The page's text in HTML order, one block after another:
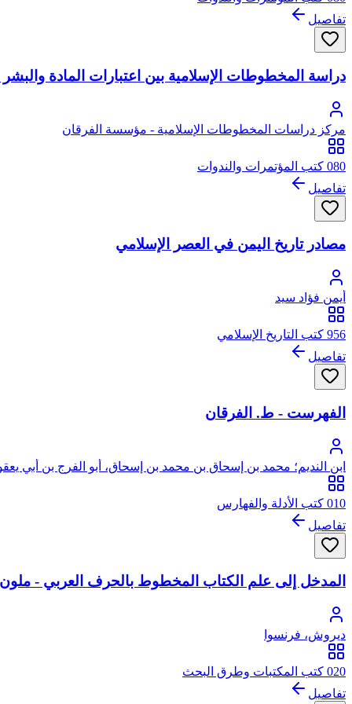
تفاصيل
دراسة المخطوطات الإسلامية بين اعتبارات المادة
مركز دراسات المخطوطات الإسلامية - مؤسسة الفرقان
080 كتب المؤتمرات والندوات
تفاصيل
مصادر تاريخ اليمن في العصر الإسلامي
أيمن فؤاد سيد
956 كتب التاريخ الإسلامي
تفاصيل
الفهرست - ط. الفرقان
ابن النديم؛ محمد بن إسحاق بن محمد بن إسحاق، أبو الفرج بن أبي
010 كتب الأدلة والفهارس
تفاصيل
المدخل إلى علم الكتاب المخطوط بالحرف العربي - ملون
ديروش، فرنسوا
020 كتب المكتبات وطرق البحث
تفاصيل